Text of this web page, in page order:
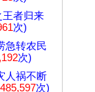
王者归来
次)
急转农民
次)
人祸不断
485,597次)